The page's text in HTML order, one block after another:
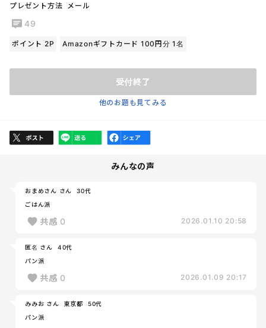
プレゼント方法
メール
49
ポイント 2P Amazonギフトカード 100円分 1名
受付終了
他のお題も見てみる
みんなの声
おまめさん さん
30代
ごはん派
共感 0 2026.01.10 20:58
匿名 さん
40代
パン派
共感 0 2026.01.09 20:17
みみお さん 東京都
50代
パン派